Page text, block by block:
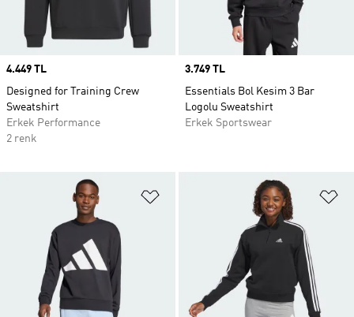
Price
4.449 TL
Designed for Training Crew
Sweatshirt
Erkek Performance
2 renk
Price
3.749 TL
Essentials Bol Kesim 3 Bar
Logolu Sweatshirt
Erkek Sportswear
Favori Listesine Ekle